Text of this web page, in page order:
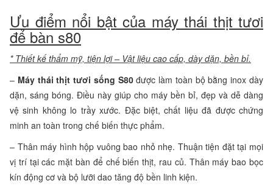
Ưu điểm nổi bật của máy thái thịt tươi
để bàn s80
* Thiết kế thẩm mỹ, tiện lợi – Vật liệu cao cấp, dày dặn, bền bỉ.
– Máy thái thịt tươi sống S80được làm toàn bộ bằng inox dày
dặn, sáng bóng. Điều này giúp cho máy bền bỉ, đẹp và dễ dàng
vệ sinh không lo trầy xước. Đặc biệt, chất liệu đã được chứng
minh an toàn trong chế biến thực phẩm.
– Thân máy hình hộp vuông bao nhỏ nhẹ. Thuận tiện đặt tại mọi
vị trí tại các mặt bàn để chế biến thịt, rau củ. Thân máy bao bọc
kín động cơ và bộ lưỡi dao tăng độ bền linh kiện.